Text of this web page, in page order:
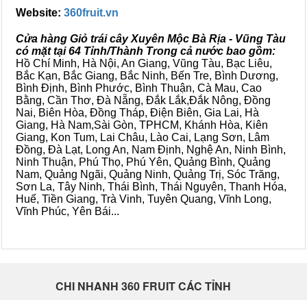
Website: 360fruit.vn
Cửa hàng Giỏ trái cây Xuyên Mộc Bà Rịa - Vũng Tàu
có mặt tại 64 Tỉnh/Thành Trong cả nước bao gồm:
Hồ Chí Minh, Hà Nội, An Giang, Vũng Tàu, Bạc Liêu,
Bắc Kạn, Bắc Giang, Bắc Ninh, Bến Tre, Bình Dương,
Bình Định, Bình Phước, Bình Thuận, Cà Mau, Cao
Bằng, Cần Thơ, Đà Nẵng, Đắk Lắk,Đắk Nông, Đồng
Nai, Biên Hòa, Đồng Tháp, Điện Biên, Gia Lai, Hà
Giang, Hà Nam,Sài Gòn, TPHCM, Khánh Hòa, Kiên
Giang, Kon Tum, Lai Châu, Lào Cai, Lạng Sơn, Lâm
Đồng, Đà Lạt, Long An, Nam Định, Nghệ An, Ninh Bình,
Ninh Thuận, Phú Thọ, Phú Yên, Quảng Bình, Quảng
Nam, Quảng Ngãi, Quảng Ninh, Quảng Trị, Sóc Trăng,
Sơn La, Tây Ninh, Thái Bình, Thái Nguyên, Thanh Hóa,
Huế, Tiền Giang, Trà Vinh, Tuyên Quang, Vĩnh Long,
Vĩnh Phúc, Yên Bái...
CHI NHANH 360 FRUIT CÁC TỈNH